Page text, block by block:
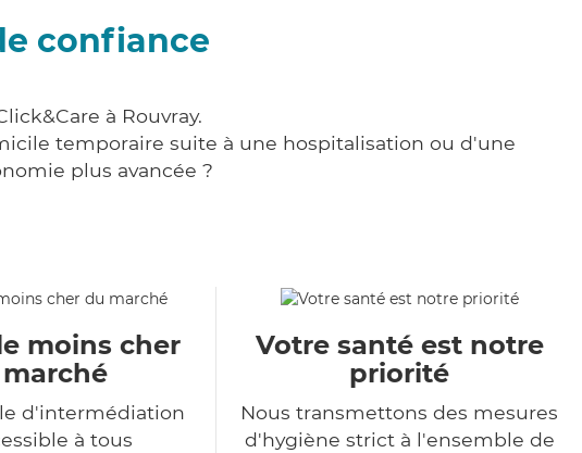
confiance
à Rouvray.
temporaire suite à une hospitalisation ou d'une
plus avancée ?
moins cher
d'intermédiation
à tous
Votre santé est notre
priorité
Nous transmettons des mesures
d'hygiène strict à l'ensemble de